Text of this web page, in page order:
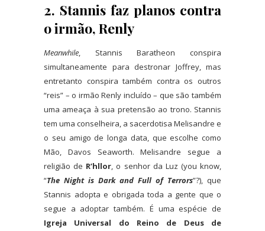
2. Stannis faz planos contra
o irmão, Renly
Meanwhile, Stannis Baratheon conspira
simultaneamente para destronar Joffrey, mas
entretanto conspira também contra os outros
“reis” – o irmão Renly incluído – que são também
uma ameaça à sua pretensão ao trono. Stannis
tem uma conselheira, a sacerdotisa Melisandre e
o seu amigo de longa data, que escolhe como
Mão, Davos Seaworth. Melisandre segue a
religião de R’hllor, o senhor da Luz (you know,
“The Night is Dark and Full of Terrors”?), que
Stannis adopta e obrigada toda a gente que o
segue a adoptar também. É uma espécie de
Igreja Universal do Reino de Deus de